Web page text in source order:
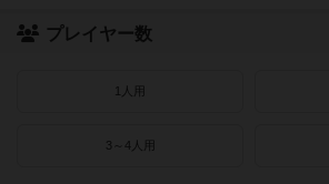
プレイヤー数
1人用
3～4人用